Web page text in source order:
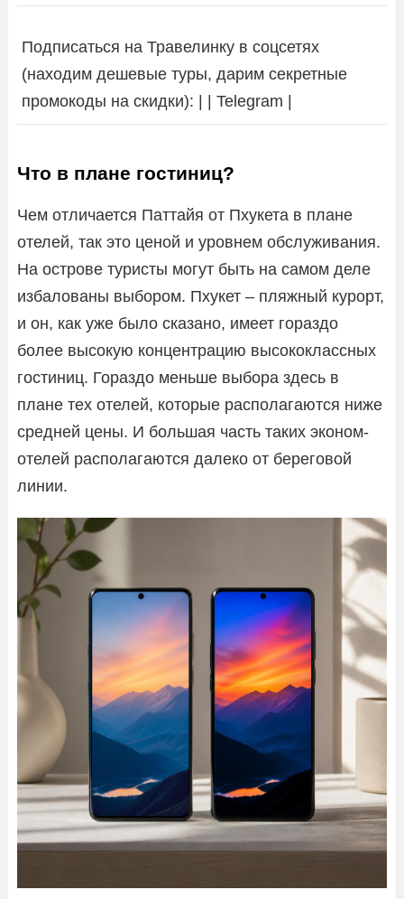
Подписаться на Травелинку в соцсетях
(находим дешевые туры, дарим секретные
промокоды на скидки): | | Telegram |
Что в плане гостиниц?
Чем отличается Паттайя от Пхукета в плане
отелей, так это ценой и уровнем обслуживания.
На острове туристы могут быть на самом деле
избалованы выбором. Пхукет – пляжный курорт,
и он, как уже было сказано, имеет гораздо
более высокую концентрацию высококлассных
гостиниц. Гораздо меньше выбора здесь в
плане тех отелей, которые располагаются ниже
средней цены. И большая часть таких эконом-
отелей располагаются далеко от береговой
линии.